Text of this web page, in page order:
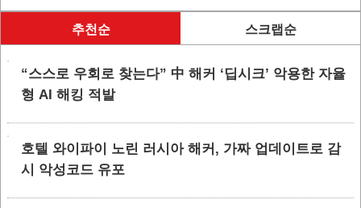
추천순 스크랩순
“스스로 우회로 찾는다” 中 해커 ‘딥시크’ 악용한 자율
형 AI 해킹 적발
호텔 와이파이 노린 러시아 해커, 가짜 업데이트로 감
시 악성코드 유포